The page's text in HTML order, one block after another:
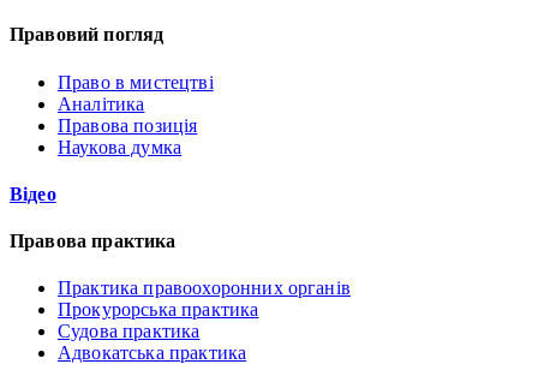
Правовий погляд
Право в мистецтві
Аналітика
Правова позиція
Наукова думка
Відео
Правова практика
Практика правоохоронних органів
Прокурорська практика
Судова практика
Адвокатська практика